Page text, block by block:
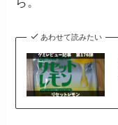
あわせて読みたい